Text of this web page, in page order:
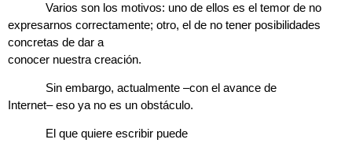
Varios son los motivos: uno de ellos es el temor de no
expresarnos correctamente; otro, el de no tener posibilidades
concretas de dar a
conocer nuestra creación.
Sin embargo, actualmente –con el avance de
Internet– eso ya no es un obstáculo.
El que quiere escribir puede